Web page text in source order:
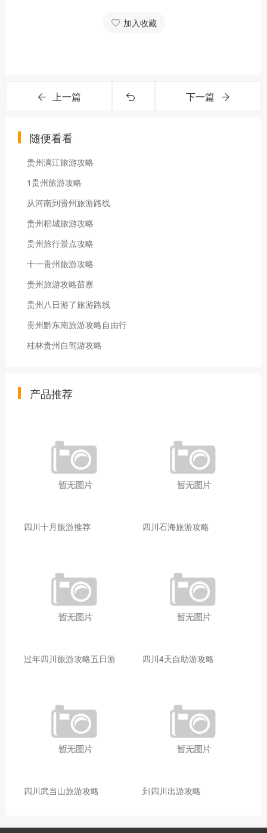
加入收藏
上一篇 下一篇
随便看看
贵州漓江旅游攻略
1贵州旅游攻略
从河南到贵州旅游路线
贵州稻城旅游攻略
贵州旅行景点攻略
十一贵州旅游攻略
贵州旅游攻略苗寨
贵州八日游了旅游路线
贵州黔东南旅游攻略自由行
桂林贵州自驾游攻略
产品推荐
四川十月旅游推荐 四川石海旅游攻略
过年四川旅游攻略五日游 四川4天自助游攻略
四川武当山旅游攻略 到四川出游攻略